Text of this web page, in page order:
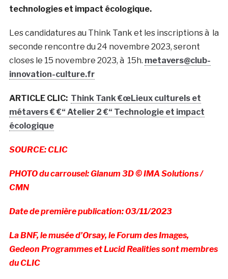
technologies et impact écologique.
Les candidatures au Think Tank et les inscriptions à la
seconde rencontre du 24 novembre 2023, seront
closes le 15 novembre 2023, à 15h. metavers@club-
innovation-culture.fr
ARTICLE CLIC: Think Tank €œLieux culturels et
métavers € €“ Atelier 2 €“ Technologie et impact
écologique
SOURCE: CLIC
PHOTO du carrousel: Glanum 3D © IMA Solutions /
CMN
Date de première publication: 03/11/2023
La BNF, le musée d’Orsay, le Forum des Images,
Gedeon Programmes et Lucid Realities sont membres
du CLIC